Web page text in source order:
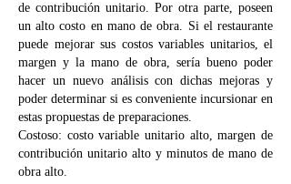
de contribución unitario. Por otra parte, poseen
un alto costo en mano de obra. Si el restaurante
puede mejorar sus costos variables unitarios, el
margen y la mano de obra, sería bueno poder
hacer un nuevo análisis con dichas mejoras y
poder determinar si es conveniente incursionar en
estas propuestas de preparaciones.
Costoso: costo variable unitario alto, margen de
contribución unitario alto y minutos de mano de
obra alto.